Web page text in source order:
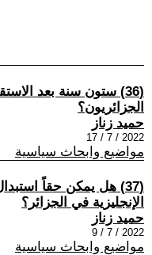
(36) ستون سنة بعد
الجزائريون؟
حميد زناز
2022 / 7 / 17
مواضيع وابحاث سياسية
(37) هل يمكن حقاً
الإنجليزية في الجزائر؟
حميد زناز
2022 / 7 / 9
مواضيع وابحاث سياسية